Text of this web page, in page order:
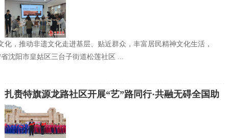
化，推动非遗文化走进基层、贴近群众，丰富居民精神文化生活，
沈阳市皇姑区三台子街道松莲社区 ...
扎赉特旗源龙路社区开展“艺”路同行·共融无碍全国助
残日主题活动